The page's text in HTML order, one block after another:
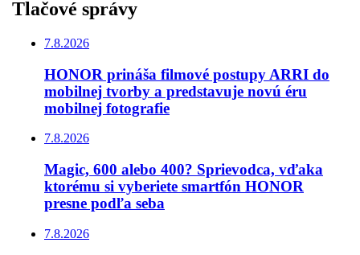
Tlačové správy
7.8.2026
HONOR prináša filmové postupy ARRI do
mobilnej tvorby a predstavuje novú éru
mobilnej fotografie
7.8.2026
Magic, 600 alebo 400? Sprievodca, vďaka
ktorému si vyberiete smartfón HONOR
presne podľa seba
7.8.2026